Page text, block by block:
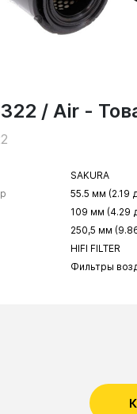
/ Air -
SAKURA
55.5 мм (2.19
109 мм (4.29
250,5 мм
HIFI FILTER
Фильтры